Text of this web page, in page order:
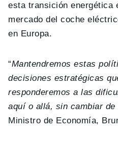
esta transición energética
mercado del coche
en Europa.
“Mantendremos estas
decisiones estratégicas
responderemos a las
aquí o allá, sin cambiar de
Ministro de Economía,